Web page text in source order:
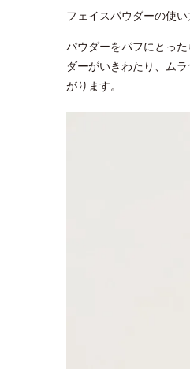
フェイスパウダーの使
パウダーをパフにとっ
ダーがいきわたり、ム
がります。